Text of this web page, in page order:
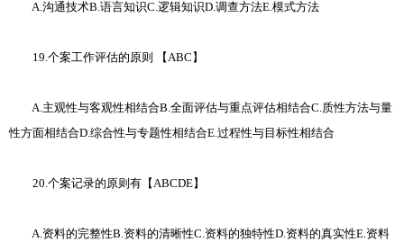
A.沟通技术B.语言知识C.逻辑知识D.调查方法E.模式方法
19.个案工作评估的原则 【ABC】
A.主观性与客观性相结合B.全面评估与重点评估相结合C.质性方法与量
性方面相结合D.综合性与专题性相结合E.过程性与目标性相结合
20.个案记录的原则有【ABCDE】
A.资料的完整性B.资料的清晰性C.资料的独特性D.资料的真实性E.资料